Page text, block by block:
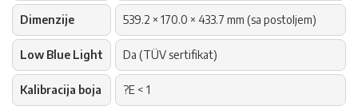
Dimenzije 539.2 × 170.0 × 433.7 mm (sa postoljem)
Low Blue Light Da (TÜV sertifikat)
Kalibracija boja ?E < 1